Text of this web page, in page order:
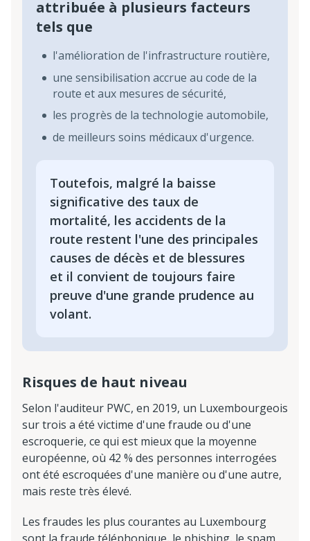
attribuée à plusieurs facteurs
tels que
l'amélioration de l'infrastructure routière,
une sensibilisation accrue au code de la
route et aux mesures de sécurité,
les progrès de la technologie automobile,
de meilleurs soins médicaux d'urgence.
Toutefois, malgré la baisse
significative des taux de
mortalité, les accidents de la
route restent l'une des principales
causes de décès et de blessures
et il convient de toujours faire
preuve d'une grande prudence au
volant.
Risques de haut niveau
Selon l'auditeur PWC, en 2019, un Luxembourgeois
sur trois a été victime d'une fraude ou d'une
escroquerie, ce qui est mieux que la moyenne
européenne, où 42 % des personnes interrogées
ont été escroquées d'une manière ou d'une autre,
mais reste très élevé.
Les fraudes les plus courantes au Luxembourg